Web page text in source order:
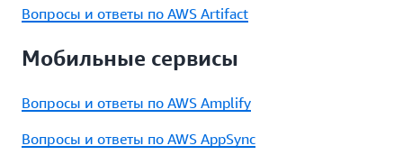
Вопросы и ответы по AWS Artifact
Мобильные сервисы
Вопросы и ответы по AWS Amplify
Вопросы и ответы по AWS AppSync